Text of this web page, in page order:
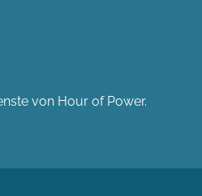
von Hour of Power.